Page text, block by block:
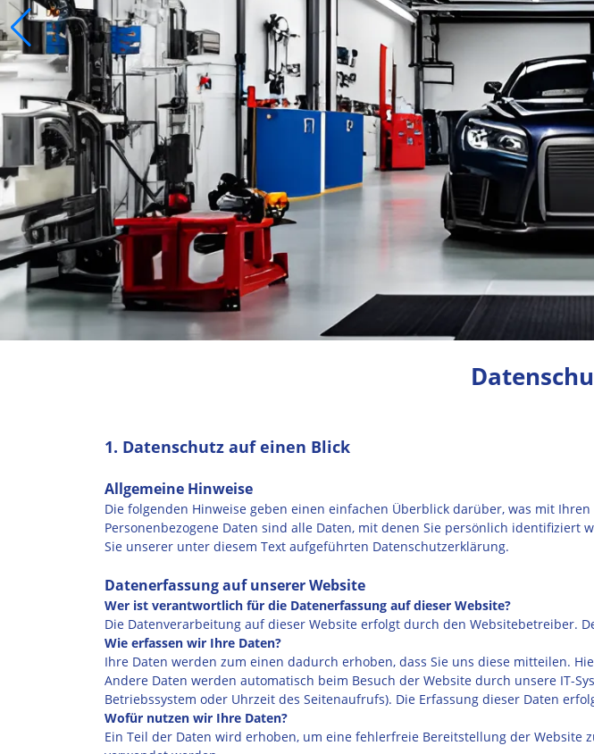
1. Datenschutz auf einen Blick
Allgemeine Hinweise
Die folgenden Hinweise geben einen einfachen Überblick darüber, was mit
Personenbezogene Daten sind alle Daten, mit denen Sie persönlich
Sie unserer unter diesem Text aufgeführten Datenschutzerklärung.
Datenerfassung auf unserer Website
Wer ist verantwortlich für die Datenerfassung auf dieser Website?
Die Datenverarbeitung auf dieser Website erfolgt durch den Websitebetreiber.
Wie erfassen wir Ihre Daten?
Ihre Daten werden zum einen dadurch erhoben, dass Sie uns diese mitteilen.
Andere Daten werden automatisch beim Besuch der Website durch unsere IT-
Betriebssystem oder Uhrzeit des Seitenaufrufs). Die Erfassung dieser Daten
Wofür nutzen wir Ihre Daten?
Ein Teil der Daten wird erhoben, um eine fehlerfreie Bereitstellung der Website